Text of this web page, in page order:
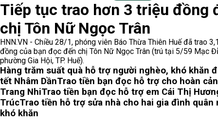
Tiếp tục trao hơn 3 triệu đồng
chị Tôn Nữ Ngọc Trân
HNN.VN - Chiều 28/1, phóng viên Báo Thừa Thiên Huế đã trao
đồng của bạn đọc đến chị Tôn Nữ Ngọc Trân (trú tại 5/59 Mạc
phường Gia Hội, TP. Huế).
Hàng trăm suất quà hỗ trợ người nghèo, khó khăn
tết Nhâm DầnTrao tiền bạn đọc hỗ trợ cho hoàn
Trang NhiTrao tiền bạn đọc hỗ trợ em Cái Thị
TrúcTrao tiền hỗ trợ sửa nhà cho hai gia đình quân
khó khăn